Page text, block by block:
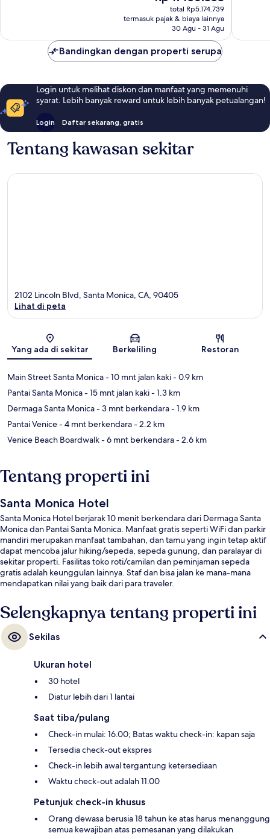
sekarang
Rp4.456.353
total Rp5.174.739
termasuk pajak & biaya lainnya
30 Agu - 31 Agu
Bandingkan dengan properti serupa
Login untuk melihat diskon dan manfaat yang memenuhi
syarat. Lebih banyak reward untuk lebih banyak petualangan!
Login Daftar sekarang, gratis
Tentang kawasan sekitar
Peta
2102 Lincoln Blvd, Santa Monica, CA, 90405
Lihat di peta
Yang ada di sekitar Berkeliling Restoran
Main Street Santa Monica- 10 mnt jalan kaki- 0.9 km
Pantai Santa Monica- 15 mnt jalan kaki- 1.3 km
Dermaga Santa Monica- 3 mnt berkendara- 1.9 km
Pantai Venice- 4 mnt berkendara- 2.2 km
Venice Beach Boardwalk- 6 mnt berkendara- 2.6 km
Tentang properti ini
Santa Monica Hotel
Santa Monica Hotel berjarak 10 menit berkendara dari Dermaga Santa
Monica dan Pantai Santa Monica. Manfaat gratis seperti WiFi dan parkir
mandiri merupakan manfaat tambahan, dan tamu yang ingin tetap aktif
dapat mencoba jalur hiking/sepeda, sepeda gunung, dan paralayar di
sekitar properti. Fasilitas toko roti/camilan dan peminjaman sepeda
gratis adalah keunggulan lainnya. Staf dan bisa jalan ke mana-mana
mendapatkan nilai yang baik dari para traveler.
Selengkapnya tentang properti ini
Sekilas
Ukuran hotel
30 hotel
Diatur lebih dari 1 lantai
Saat tiba/pulang
Check-in mulai: 16.00; Batas waktu check-in: kapan saja
Tersedia check-out ekspres
Check-in lebih awal tergantung ketersediaan
Waktu check-out adalah 11.00
Petunjuk check-in khusus
Orang dewasa berusia 18 tahun ke atas harus menanggung
semua kewajiban atas pemesanan yang dilakukan